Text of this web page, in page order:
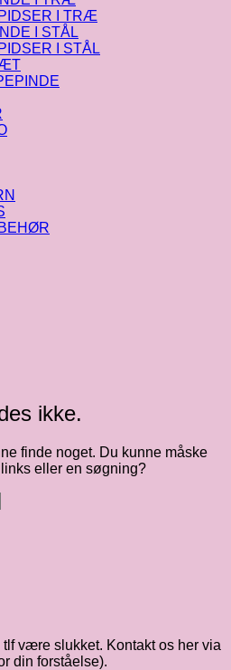
I TRÆ
I STÅL
I STÅL
ikke.
finde noget. Du kunne måske
eller en søgning?
være slukket. Kontakt os her via
din forståelse).